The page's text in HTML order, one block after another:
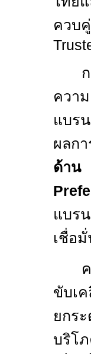
ควบ
ควา
แบร
ผลก
ด้าน
แบร
เชื่อ
ขับเ
ยกร
บริโ